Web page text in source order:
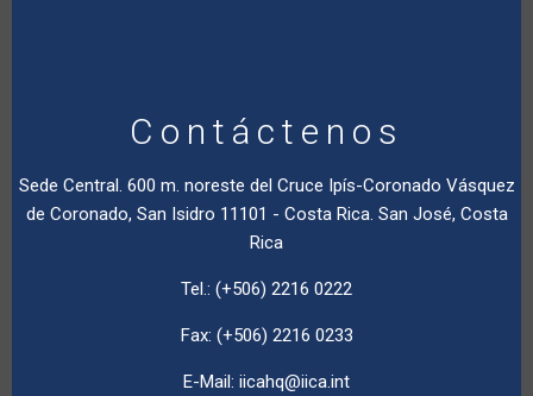
Contáctenos
Sede Central. 600 m. noreste del Cruce Ipís-Coronado Vásquez
de Coronado, San Isidro 11101 - Costa Rica. San José, Costa
Rica
Tel.: (+506) 2216 0222
Fax: (+506) 2216 0233
E-Mail: iicahq@iica.int